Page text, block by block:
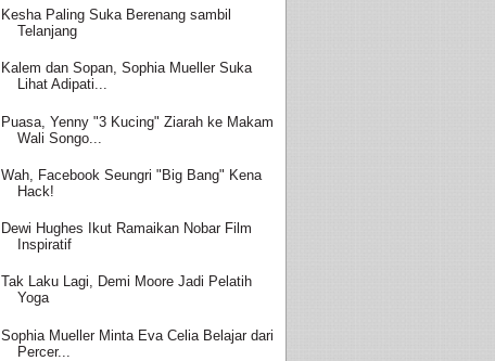
Kesha Paling Suka Berenang sambil
Telanjang
Kalem dan Sopan, Sophia Mueller Suka
Lihat Adipati...
Puasa, Yenny "3 Kucing" Ziarah ke Makam
Wali Songo...
Wah, Facebook Seungri "Big Bang" Kena
Hack!
Dewi Hughes Ikut Ramaikan Nobar Film
Inspiratif
Tak Laku Lagi, Demi Moore Jadi Pelatih
Yoga
Sophia Mueller Minta Eva Celia Belajar dari
Percer...